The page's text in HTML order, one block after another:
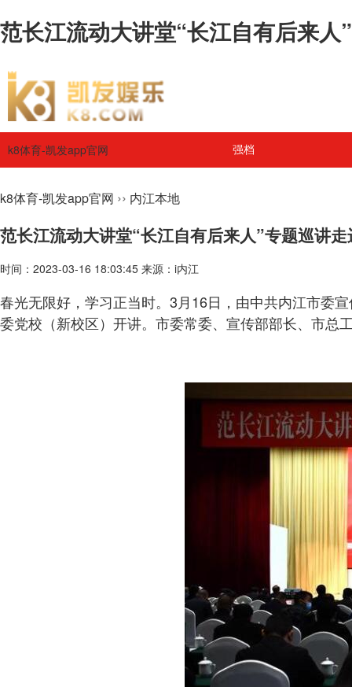
范长江流动大讲堂“长江自有后来
k8体育-凯发app官网 强档
k8体育-凯发app官网 ›› 内江本地
范长江流动大讲堂“长江自有后来人”专题巡讲
时间：2023-03-16 18:03:45 来源：i内江
春光无限好，学习正当时。3月16日，由中共内江市委
委党校（新校区）开讲。市委常委、宣传部部长、市总